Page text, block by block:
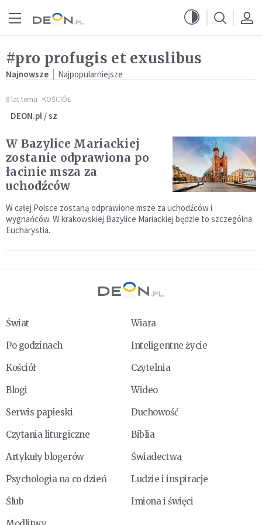
#pro profugis et exuslibus
Najnowsze Najpopularniejsze
8 lat temu KOŚCIÓŁ
DEON.pl / sz
W Bazylice Mariackiej
zostanie odprawiona po
łacinie msza za
uchodźców
W całej Polsce zostaną odprawione msze za uchodźców i
wygnańców. W krakowskiej Bazylice Mariackiej będzie to szczególna
Eucharystia.
Świat
Wiara
Po godzinach
Inteligentne życie
Kościół
Czytelnia
Blogi
Wideo
Serwis papieski
Duchowość
Czytania liturgiczne
Biblia
Artykuły blogerów
Świadectwa
Psychologia na co dzień
Ludzie i inspiracje
Ślub
Imiona i święci